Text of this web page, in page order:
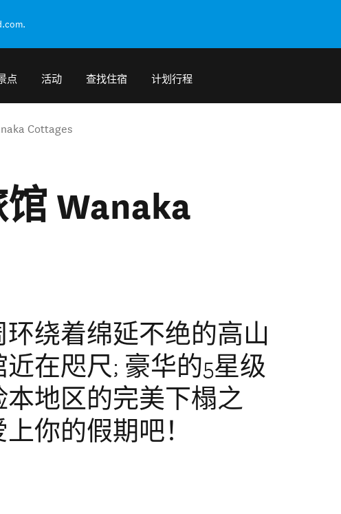
点 活动 查找住宿 计划行程
Cottages
Wanaka
绕着绵延不绝的高山
在咫尺; 豪华的5星级
地区的完美下榻之
你的假期吧！